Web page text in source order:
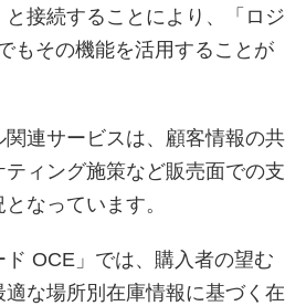
接続することにより、「ロジ
もその機能を活用することが
連サービスは、顧客情報の共
ィング施策など販売面での支
なっています。
ド OCE」では、購入者の望む
な場所別在庫情報に基づく在